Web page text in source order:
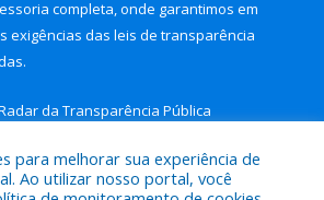
completa, onde garantimos em
exigências das leis de transparência
da Transparência Pública
para melhorar sua experiência de
Ao utilizar nosso portal, você